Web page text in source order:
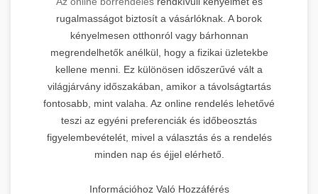
rugalmasságot biztosít a vásárlóknak. A borok
kényelmesen otthonról vagy bárhonnan
megrendelhetők anélkül, hogy a fizikai üzletekbe
kellene menni. Ez különösen időszerűvé vált a
világjárvány időszakában, amikor a távolságtartás
fontosabb, mint valaha. Az online rendelés lehetővé
teszi az egyéni preferenciák és időbeosztás
figyelembevételét, mivel a választás és a rendelés
minden nap és éjjel elérhető.
Információhoz Való Hozzáférés